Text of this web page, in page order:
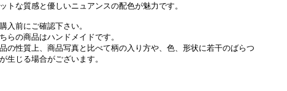
トな質感と優しいニュアンスの配色が魅力です。
入前にご確認下さい。
らの商品はハンドメイドです。
の性質上、商品写真と比べて柄の入り方や、色、形状に若干のばらつ
生じる場合がございます。